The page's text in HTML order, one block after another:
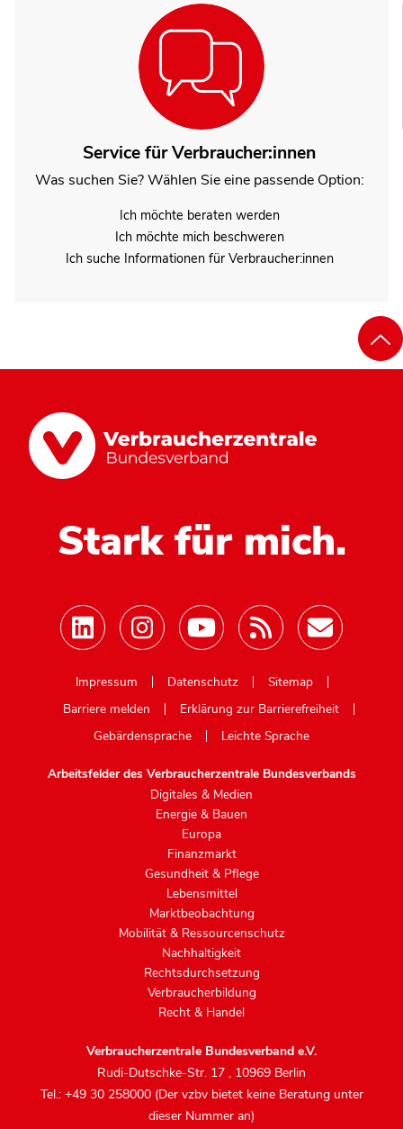
Service für Verbraucher:innen
Was suchen Sie? Wählen Sie eine passende Option:
Ich möchte beraten werden
Ich möchte mich beschweren
Ich suche Informationen für Verbraucher:innen
Stark für mich.
Impressum
Datenschutz
Sitemap
Barriere melden
Erklärung zur Barrierefreiheit
Gebärdensprache
Leichte Sprache
Arbeitsfelder des Verbraucherzentrale Bundesverbands
Digitales & Medien
Energie & Bauen
Europa
Finanzmarkt
Gesundheit & Pflege
Lebensmittel
Marktbeobachtung
Mobilität & Ressourcenschutz
Nachhaltigkeit
Rechtsdurchsetzung
Verbraucherbildung
Recht & Handel
Verbraucherzentrale Bundesverband e.V.
Rudi-Dutschke-Str. 17 , 10969 Berlin
Tel.: +49 30 258000 (Der vzbv bietet keine Beratung unter
dieser Nummer an)